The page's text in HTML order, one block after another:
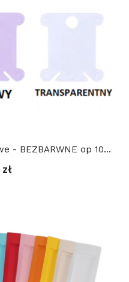
- BEZBARWNE op 10...